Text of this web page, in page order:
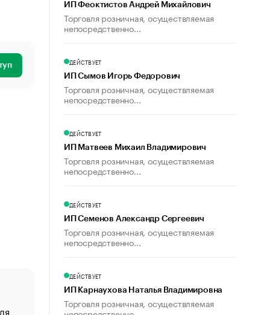
«От спорта тело стареет иначе». Как живет глава
ИП Феоктистов Андрей Михайлович
Торговля розничная, осуществляемая
непосредственно...
ДЕЙСТВУЕТ
ИП Сымов Игорь Федорович
Торговля розничная, осуществляемая
непосредственно...
ДЕЙСТВУЕТ
ИП Матвеев Михаил Владимирович
Торговля розничная, осуществляемая
непосредственно...
ДЕЙСТВУЕТ
ИП Семенов Александр Сергеевич
Торговля розничная, осуществляемая
непосредственно...
ДЕЙСТВУЕТ
ИП Карнаухова Наталья Владимировна
Торговля розничная, осуществляемая